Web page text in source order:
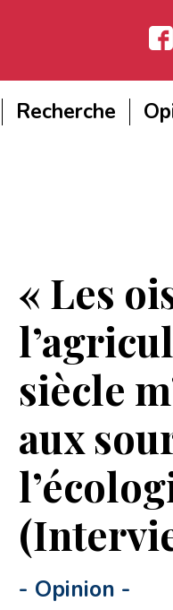
Recherche
« Les
siècle
aux
- Opinion -